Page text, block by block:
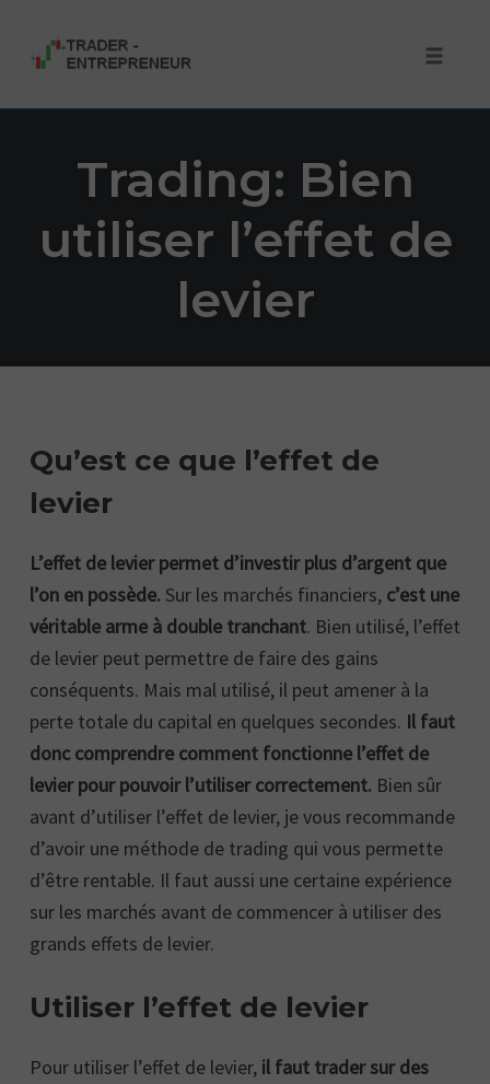
Trading: Bien
utiliser l’effet de
levier
Qu’est ce que l’effet de
levier
L’effet de levier permet d’investir plus d’argent que
l’on en possède. Sur les marchés financiers, c’est une
véritable arme à double tranchant. Bien utilisé, l’effet
de levier peut permettre de faire des gains
conséquents. Mais mal utilisé, il peut amener à la
perte totale du capital en quelques secondes. Il faut
donc comprendre comment fonctionne l’effet de
levier pour pouvoir l’utiliser correctement. Bien sûr
avant d’utiliser l’effet de levier, je vous recommande
d’avoir une méthode de trading qui vous permette
d’être rentable. Il faut aussi une certaine expérience
sur les marchés avant de commencer à utiliser des
grands effets de levier.
Utiliser l’effet de levier
Pour utiliser l’effet de levier, il faut trader sur des